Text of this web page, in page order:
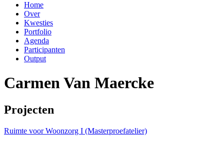
Home
Over
Kwesties
Portfolio
Agenda
Participanten
Output
Carmen Van Maercke
Projecten
Ruimte voor Woonzorg I (Masterproefatelier)